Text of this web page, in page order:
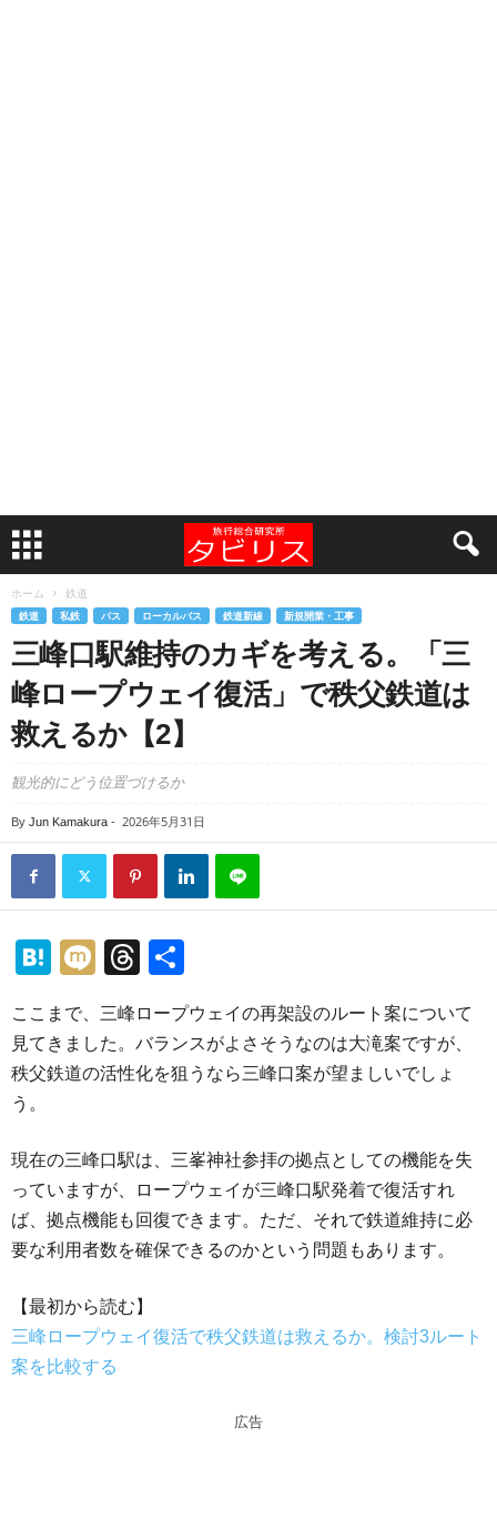
ホーム 鉄道
鉄道 私鉄 バス ローカルバス 鉄道新線 新規開業・工事
三峰口駅維持のカギを考える。「三
峰ロープウェイ復活」で秩父鉄道は
救えるか【2】
観光的にどう位置づけるか
By Jun Kamakura - 2026年5月31日
H
e
n
M
T
e
a
ここまで、三峰ロープウェイの再架設のルート案について
見てきました。バランスがよさそうなのは大滝案ですが、
秩父鉄道の活性化を狙うなら三峰口案が望ましいでしょ
う。
現在の三峰口駅は、三峯神社参拝の拠点としての機能を失
っていますが、ロープウェイが三峰口駅発着で復活すれ
ば、拠点機能も回復できます。ただ、それで鉄道維持に必
要な利用者数を確保できるのかという問題もあります。
【最初から読む】
三峰ロープウェイ復活で秩父鉄道は救えるか。検討3ルート
案を比較する
広告